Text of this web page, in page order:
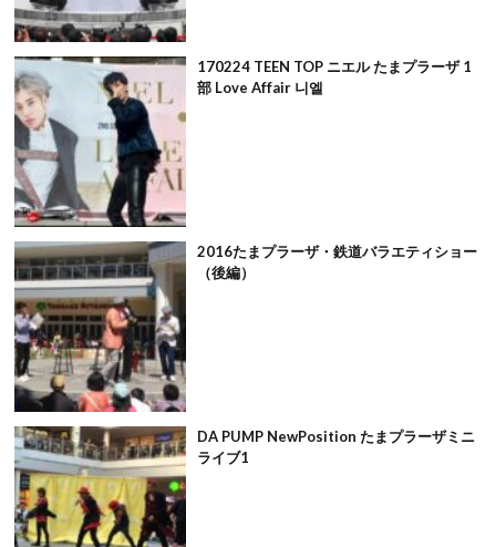
170224 TEEN TOP ニエル たまプラーザ 1
部 Love Affair 니엘
2016たまプラーザ・鉄道バラエティショー
（後編）
DA PUMP NewPosition たまプラーザミニ
ライブ1